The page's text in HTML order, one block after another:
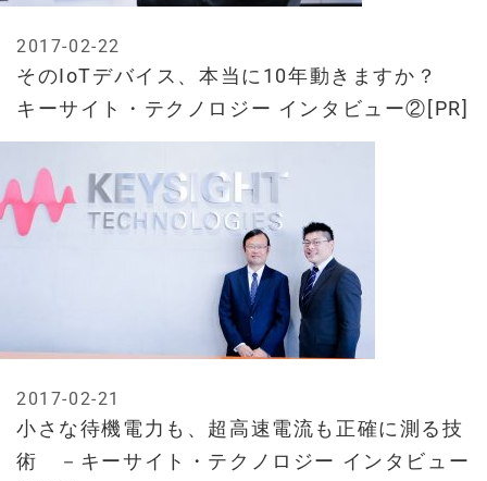
そのIoTデバイス、本当に10年動きますか？
キーサイト・テクノロジー インタビュー②[PR]
2017-02-22
小さな待機電力も、超高速電流も正確に測る技
術 －キーサイト・テクノロジー インタビュー
2017-02-21